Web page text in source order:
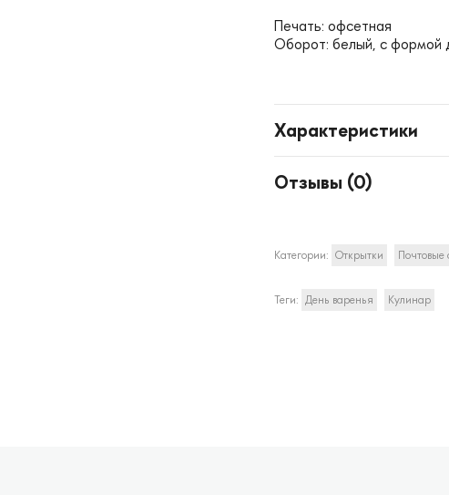
Печать: офсетная
Оборот: белый, с формой
Характеристики
Отзывы (0)
Категории: Открытки Почтовые
Теги: День варенья Кулинар